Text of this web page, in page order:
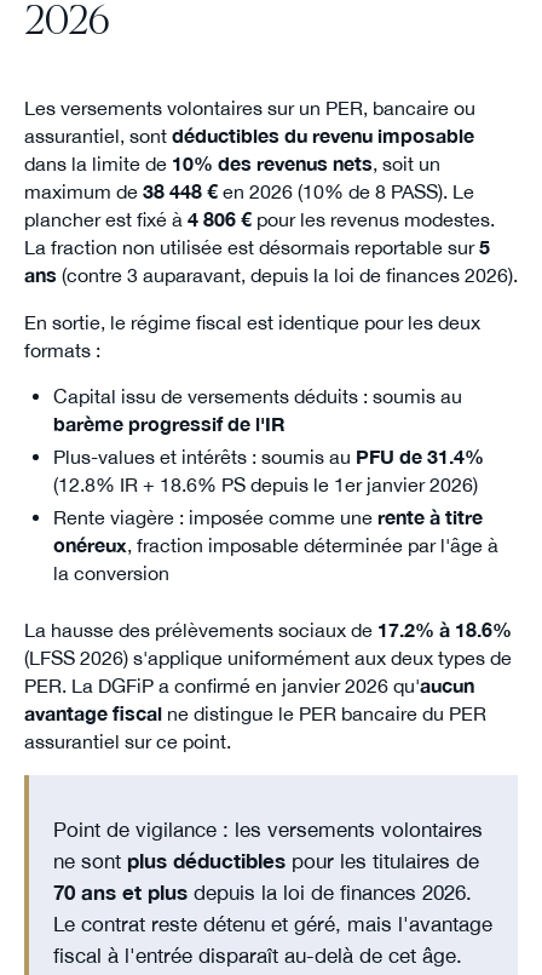
2026
Les versements volontaires sur un PER, bancaire ou
assurantiel, sont déductibles du revenu imposable
dans la limite de 10% des revenus nets, soit un
maximum de 38 448 €en 2026 (10% de 8 PASS). Le
plancher est fixé à 4 806 €pour les revenus modestes.
La fraction non utilisée est désormais reportable sur5
ans (contre 3 auparavant, depuis la loi de finances 2026).
En sortie, le régime fiscal est identique pour les deux
formats :
Capital issu de versements déduits : soumis au
barème progressif de l'IR
Plus-values et intérêts : soumis au PFU de 31.4%
(12.8% IR + 18.6% PS depuis le 1er janvier 2026)
Rente viagère : imposée comme une rente à titre
onéreux, fraction imposable déterminée par l'âge à
la conversion
La hausse des prélèvements sociaux de 17.2% à 18.6%
(LFSS 2026) s'applique uniformément aux deux types de
PER. La DGFiP a confirmé en janvier 2026 qu'aucun
avantage fiscalne distingue le PER bancaire du PER
assurantiel sur ce point.
Point de vigilance : les versements volontaires
ne sont plus déductiblespour les titulaires de
70 ans et plusdepuis la loi de finances 2026.
Le contrat reste détenu et géré, mais l'avantage
fiscal à l'entrée disparaît au-delà de cet âge.